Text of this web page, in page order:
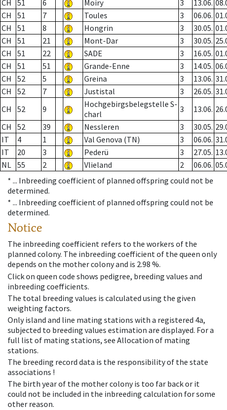
CH 51 6 Moiry 3 13.06.
CH
51 7 Toules 3 06.06.
CH
51 8 Hongrin 3 30.05.
CH
51 21 Mont-Dar 3 30.05.
CH
51 22 SADE 3 16.05.
CH
51 51 Grande-Enne 3 14.05.
CH
52 5 Greina 3 13.06.
CH
52 7 Justistal 3 26.05.
CH
52 9
Hochgebirgsbelegstelle S-
charl
3 13.06.
CH
52 39 Nessleren 3 30.05.
IT
4 1 Val Genova (TN) 3 06.06.
IT
20 3 Pederü 3 27.05.
NL 55 2 Vlieland 2 06.06.
* ... Inbreeding coefficient of planned offspring could not be
determined.
* ... Inbreeding coefficient of planned offspring could not be
determined.
Notice
The inbreeding coefficient refers to the workers of the
planned colony. The inbreeding coefficient of the queen only
depends on the mother colony and is 2.98 %.
Click on queen code shows pedigree, breeding values and
inbreeding coefficients.
The total breeding values is calculated using the given
weighting factors.
Only island and line mating stations with a registered 4a,
subjected to breeding values estimation are displayed. For a
full list of mating stations, see Allocation of mating
stations.
The breeding record data is the responsibility of the state
associations !
The birth year of the mother colony is too far back or it
could not be included in the inbreeding calculation for some
other reason.